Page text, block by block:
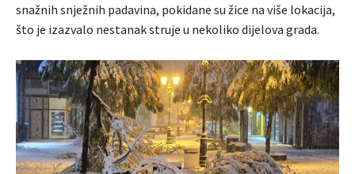
snažnih snježnih padavina, pokidane su žice na više lokacija,
što je izazvalo nestanak struje u nekoliko dijelova grada.